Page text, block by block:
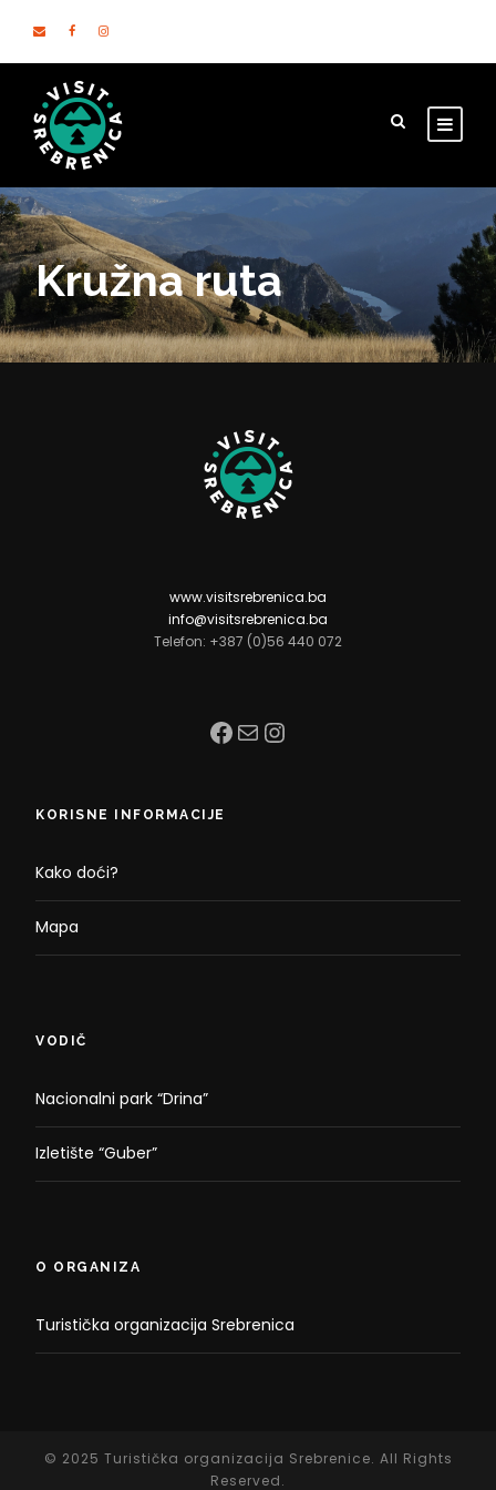
Kružna ruta
www.visitsrebrenica.ba
info@visitsrebrenica.ba
Telefon: +387 (0)56 440 072
Facebook Mail Instagram
KORISNE INFORMACIJE
Kako doći?
Mapa
VODIČ
Nacionalni park “Drina”
Izletište “Guber”
O ORGANIZA
Turistička organizacija Srebrenica
© 2025 Turistička organizacija Srebrenice. All Rights
Reserved.